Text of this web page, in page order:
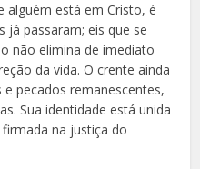
alguém está em Cristo, é
já passaram; eis que se
não elimina de imediato
da vida. O crente ainda
pecados remanescentes,
Sua identidade está unida
na justiça do